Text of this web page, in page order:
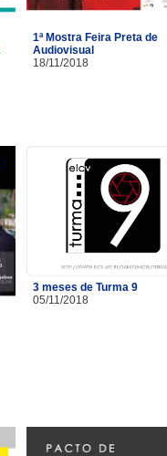
1ª Mostra Feira Preta de
Audiovisual
18/11/2018
3 meses de Turma 9
05/11/2018